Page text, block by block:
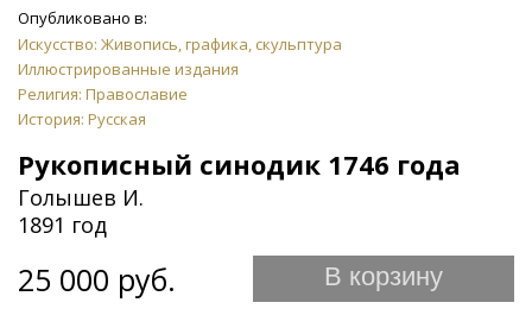
Опубликовано в:
Искусство: Живопись, графика, скульптура
Иллюстрированные издания
Религия: Православие
История: Русская
Рукописный синодик 1746 года
Голышев И.
1891 год
25 000 руб. В корзину